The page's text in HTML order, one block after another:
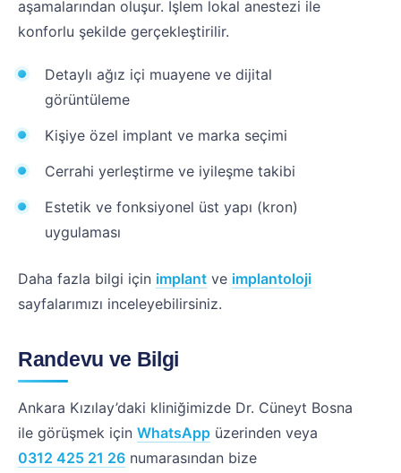
aşamalarından oluşur. İşlem lokal anestezi ile
konforlu şekilde gerçekleştirilir.
Detaylı ağız içi muayene ve dijital
görüntüleme
Kişiye özel implant ve marka seçimi
Cerrahi yerleştirme ve iyileşme takibi
Estetik ve fonksiyonel üst yapı (kron)
uygulaması
Daha fazla bilgi için implant ve implantoloji
sayfalarımızı inceleyebilirsiniz.
Randevu ve Bilgi
Ankara Kızılay’daki kliniğimizde Dr. Cüneyt Bosna
ile görüşmek için WhatsApp üzerinden veya
0312 425 21 26 numarasından bize